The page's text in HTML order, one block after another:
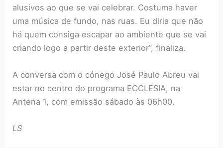
alusivos ao que se vai celebrar. Costuma haver
uma música de fundo, nas ruas. Eu diria que não
há quem consiga escapar ao ambiente que se vai
criando logo a partir deste exterior”, finaliza.
A conversa com o cónego José Paulo Abreu vai
estar no centro do programa ECCLESIA, na
Antena 1, com emissão sábado às 06h00.
LS